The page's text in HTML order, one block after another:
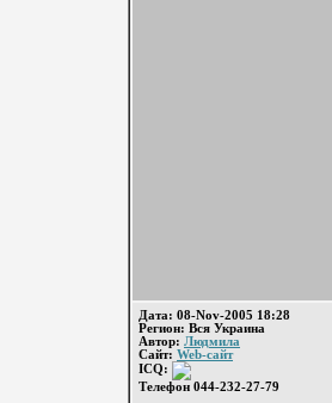
Дата: 08-Nov-2005 18:28
Регион: Вся Украина
Автор: Людмила
Сайт: Web-сайт
ICQ:
Телефон 044-232-27-79